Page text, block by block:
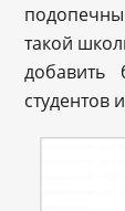
такой
добавить